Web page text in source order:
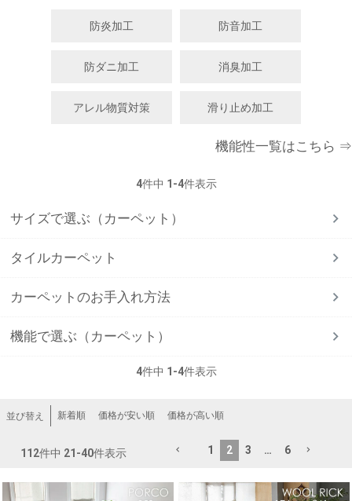
防炎加工 防音加工
防ダニ加工 消臭加工
アレル物質対策 滑り止め加工
機能性一覧はこちら ⇒
4件中 1 -4件表示
サイズで選ぶ（カーペット）
タイルカーペット
カーペットのお手入れ方法
機能で選ぶ（カーペット）
4件中 1 -4件表示
並び替え 新着順 価格が安い順 価格が高い順
112件中 21 -40件表示 1 2 3 … 6